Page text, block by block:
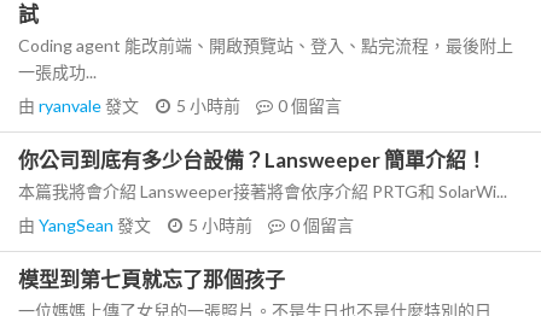
試
Coding agent 能改前端、開啟預覽站、登入、點完流程，最後附上
一張成功...
由 ryanvale發文 5 小時前 0個留言
你公司到底有多少台設備？Lansweeper 簡單介紹！
本篇我將會介紹 Lansweeper接著將會依序介紹 PRTG和 SolarWi...
由 YangSean 發文 5 小時前 0個留言
模型到第七頁就忘了那個孩子
一位媽媽上傳了女兒的一張照片。不是生日也不是什麼特別的日